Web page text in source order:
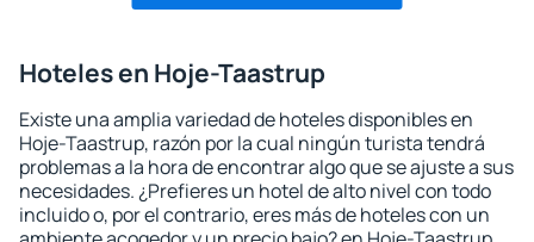
Hoteles en Hoje-Taastrup
Existe una amplia variedad de hoteles disponibles en
Hoje-Taastrup, razón por la cual ningún turista tendrá
problemas a la hora de encontrar algo que se ajuste a sus
necesidades. ¿Prefieres un hotel de alto nivel con todo
incluido o, por el contrario, eres más de hoteles con un